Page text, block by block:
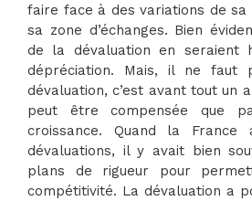
faire face à des variations de sa
sa zone d’échanges. Bien
de la dévaluation en seraient
dépréciation. Mais, il ne faut
dévaluation, c’est avant tout un
peut être compensée que
croissance. Quand la
dévaluations, il y avait bien
plans de rigueur pour
compétitivité. La dévaluation a